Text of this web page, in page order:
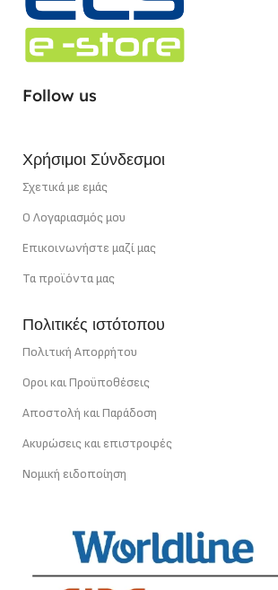
ΤΎΠΟΣ LED CHIP SMD
Follow us
Χρήσιμοι Σύνδεσμοι
Σχετικά με εμάς
Ο Λογαριασμός μου
Επικοινωνήστε μαζί μας
Τα προϊόντα μας
Πολιτικές ιστότοπου
Πολιτική Απορρήτου
Οροι και Προϋποθέσεις
Αποστολή και Παράδοση
Ακυρώσεις και επιστροφές
Νομική ειδοποίηση